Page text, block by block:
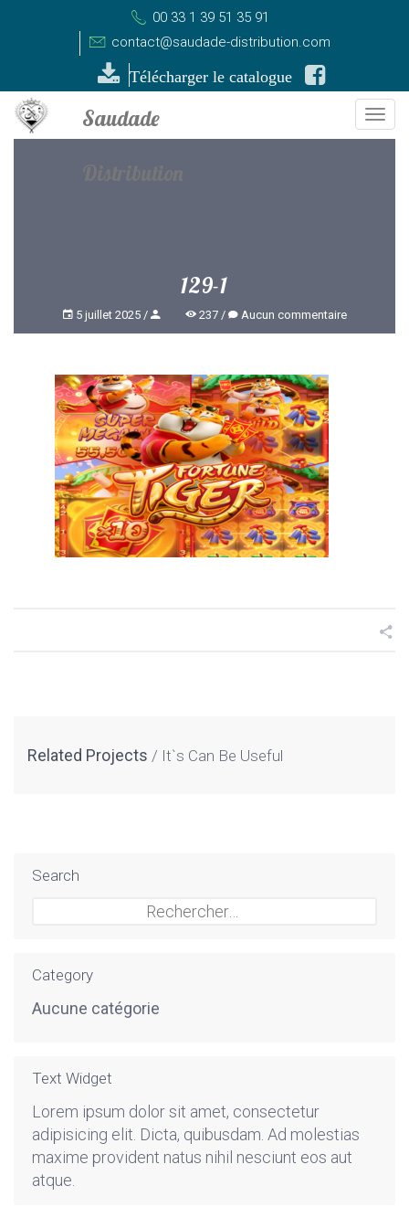
00 33 1 39 51 35 91
contact@saudade-distribution.com
Télécharger le catalogue
129-1
5 juillet 2025 237 Aucun commentaire
Related Projects It`s Can Be Useful
Search
Category
Aucune catégorie
Text Widget
Lorem ipsum dolor sit amet, consectetur
adipisicing elit. Dicta, quibusdam. Ad molestias
maxime provident natus nihil nesciunt eos aut
atque.